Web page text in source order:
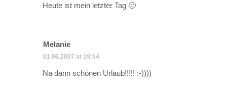
Heute ist mein letzter Tag 🙂
Melanie
01.06.2007 at 19:54
Na dann schönen Urlaub!!!!! :-))))